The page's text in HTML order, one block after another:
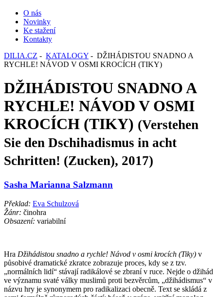
O nás
Novinky
Ke stažení
Kontakty
DILIA.CZ - KATALOGY - DŽIHÁDISTOU SNADNO A
RYCHLE! NÁVOD V OSMI KROCÍCH (TIKY)
DŽIHÁDISTOU SNADNO A
RYCHLE! NÁVOD V OSMI
KROCÍCH (TIKY) (Verstehen
Sie den Dschihadismus in acht
Schritten! (Zucken), 2017)
Sasha Marianna Salzmann
Překlad: Eva Schulzová
Žánr: činohra
Obsazení: variabilní
Hra Džihádistou snadno a rychle! Návod v osmi krocích (Tiky) v
působivé dramatické zkratce zobrazuje proces, kdy se z tzv.
„normálních lidí“ stávají radikálové se zbraní v ruce. Nejde o džihád
ve významu svaté války muslimů proti bezvěrcům, „džihádismus“ v
názvu hry je synonymem pro radikalizaci obecně. Text se skládá z